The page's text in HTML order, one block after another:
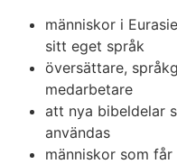
människor i
sitt eget språk
översättare,
medarbetare
att nya bibeldelar
användas
människor som